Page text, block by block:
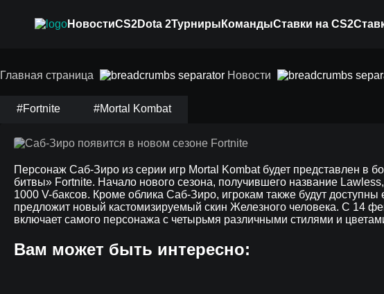
НовостиCS2Dota 2Турниры КомандыСтавки на CS2
Главная страница Новости
#Fortnite #Mortal Kombat
Саб-Зиро появится в
Персонаж Саб-Зиро из серии игр Mortal Kombat будет представлен в
битвы» Fortnite. Начало нового сезона, получившего название
1000 V-баксов. Кроме облика Саб-Зиро, игрокам также будут
предложит новый кастомизируемый скин Железного человека. С 14
включает самого персонажа с четырьмя различными стилями и
Вам может быть интересно: